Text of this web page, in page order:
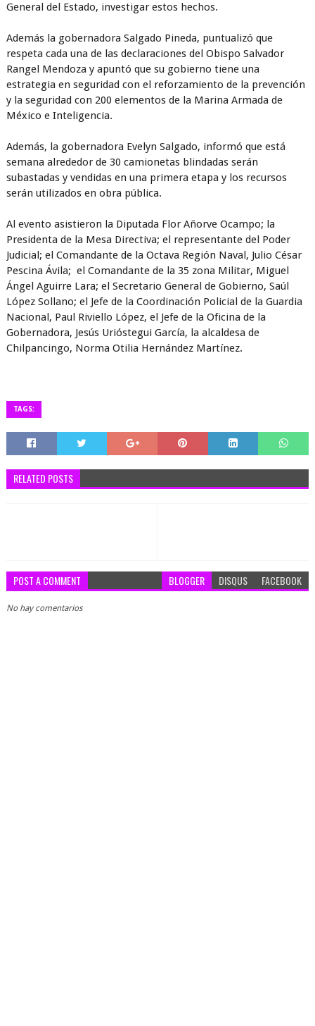
General del Estado, investigar estos hechos.
Además la gobernadora Salgado Pineda, puntualizó que
respeta cada una de las declaraciones del Obispo Salvador
Rangel Mendoza y apuntó que su gobierno tiene una
estrategia en seguridad con el reforzamiento de la prevención
y la seguridad con 200 elementos de la Marina Armada de
México e Inteligencia.
Además, la gobernadora Evelyn Salgado, informó que está
semana alrededor de 30 camionetas blindadas serán
subastadas y vendidas en una primera etapa y los recursos
serán utilizados en obra pública.
Al evento asistieron la Diputada Flor Añorve Ocampo; la
Presidenta de la Mesa Directiva; el representante del Poder
Judicial; el Comandante de la Octava Región Naval, Julio César
Pescina Ávila; el Comandante de la 35 zona Militar, Miguel
Ángel Aguirre Lara; el Secretario General de Gobierno, Saúl
López Sollano; el Jefe de la Coordinación Policial de la Guardia
Nacional, Paul Riviello López, el Jefe de la Oficina de la
Gobernadora, Jesús Urióstegui García, la alcaldesa de
Chilpancingo, Norma Otilia Hernández Martínez.
TAGS:
RELATED POSTS
POST A COMMENT BLOGGER DISQUS FACEBOOK
No hay comentarios